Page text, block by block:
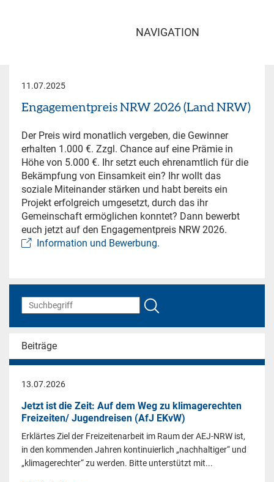
NAVIGATION
11.07.2025
Engagementpreis NRW 2026 (Land NRW)
Der Preis wird monatlich vergeben, die Gewinner
erhalten 1.000 €. Zzgl. Chance auf eine Prämie in
Höhe von 5.000 €. Ihr setzt euch ehrenamtlich für die
Bekämpfung von Einsamkeit ein? Ihr wollt das
soziale Miteinander stärken und habt bereits ein
Projekt erfolgreich umgesetzt, durch das ihr
Gemeinschaft ermöglichen konntet? Dann bewerbt
euch jetzt auf den Engagementpreis NRW 2026.
Information und Bewerbung.
Beiträge
13.07.2026
Jetzt ist die Zeit: Auf dem Weg zu klimagerechten
Freizeiten/ Jugendreisen (AfJ EKvW)
Erklärtes Ziel der Freizeitenarbeit im Raum der AEJ-NRW ist,
in den kommenden Jahren kontinuierlich „nachhaltiger“ und
„klimagerechter“ zu werden. Bitte unterstützt mit...